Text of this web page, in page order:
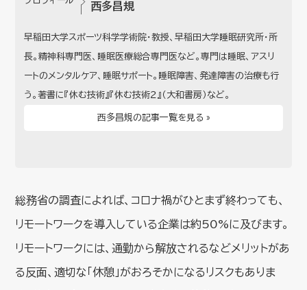
西多昌規
早稲田大学スポーツ科学学術院・教授、早稲田大学睡眠研究所・所
長。精神科専門医、睡眠医療総合専門医など。専門は睡眠、アスリ
ートのメンタルケア、睡眠サポート。睡眠障害、発達障害の治療も行
う。著書に『休む技術』『休む技術２』（大和書房）など。
西多昌規の記事一覧を見る »
総務省の調査によれば、コロナ禍がひとまず終わっても、
リモートワークを導入している企業は約50%に及びます。
リモートワークには、通勤から解放されるなどメリットがあ
る反面、適切な「休憩」がおろそかになるリスクもありま